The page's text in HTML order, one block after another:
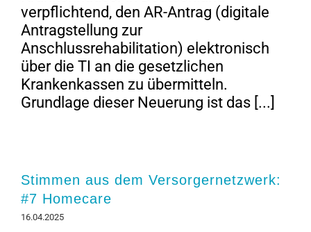
verpflichtend, den AR-Antrag (digitale
Antragstellung zur
Anschlussrehabilitation) elektronisch
über die TI an die gesetzlichen
Krankenkassen zu übermitteln.
Grundlage dieser Neuerung ist das [...]
Stimmen aus dem Versorgernetzwerk:
#7 Homecare
16.04.2025